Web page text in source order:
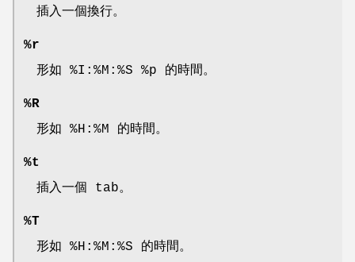
插入一個換行。
%r
形如 %I:%M:%S %p 的時間。
%R
形如 %H:%M 的時間。
%t
插入一個 tab。
%T
形如 %H:%M:%S 的時間。